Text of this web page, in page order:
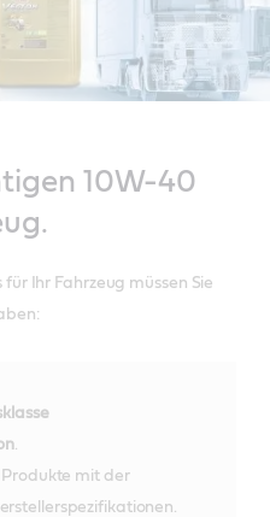
10W-40
Ihr Fahrzeug müssen Sie
Produkte mit der